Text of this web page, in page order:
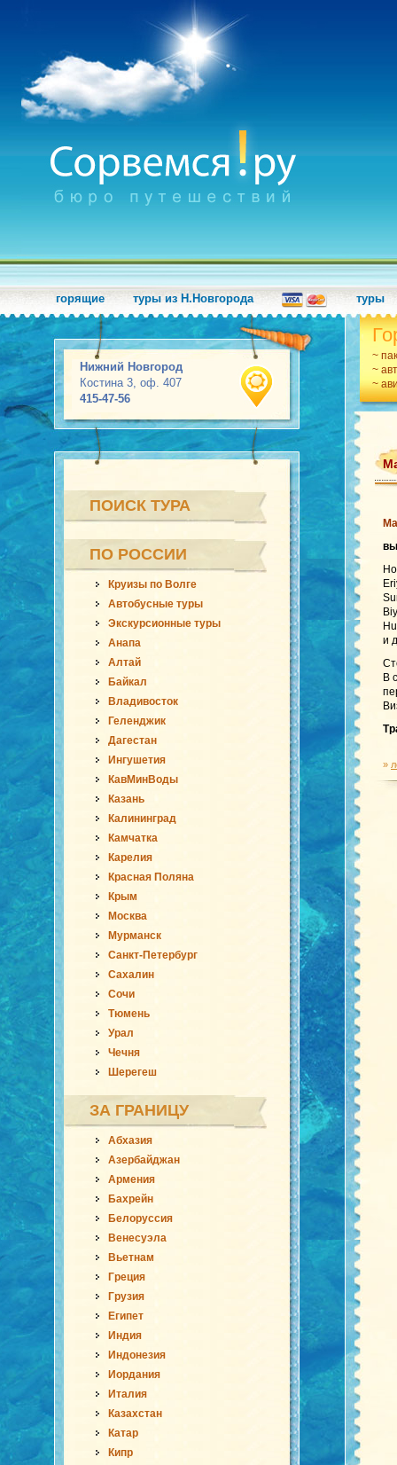
горящие туры из Н.Новгорода туры
Нижний Новгород
Костина 3, оф. 407
415-47-56
~
~
~
ПОИСК ТУРА
ПО РОССИИ
Круизы по Волге
Автобусные туры
Экскурсионные туры
Анапа
Алтай
Байкал
Владивосток
Геленджик
Дагестан
Ингушетия
КавМинВоды
Казань
Калининград
Камчатка
Карелия
Красная Поляна
Крым
Москва
Мурманск
Санкт-Петербург
Сахалин
Сочи
Тюмень
Урал
Чечня
Шерегеш
ЗА ГРАНИЦУ
Абхазия
Азербайджан
Армения
Бахрейн
Белоруссия
Венесуэла
Вьетнам
Греция
Грузия
Египет
Индия
Индонезия
Иордания
Италия
Казахстан
Катар
Кипр
и
В
»